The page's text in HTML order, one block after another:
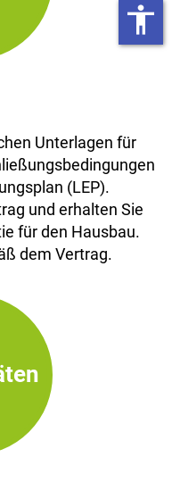
Unterlagen für
(LEP).
und erhalten Sie
für den Hausbau.
dem Vertrag.
accessibility